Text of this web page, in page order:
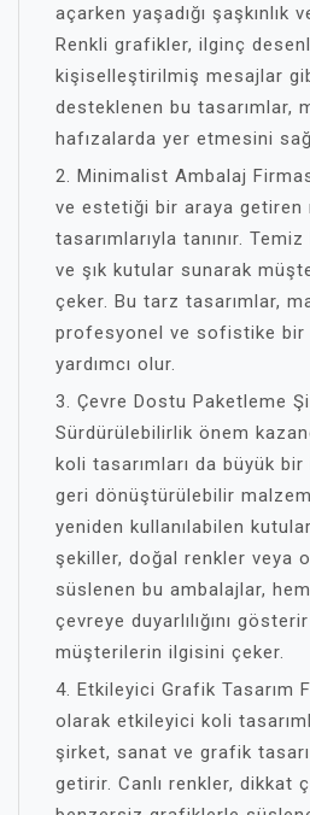
açarken yaşadığı şaşkınlık
Renkli grafikler, ilginç
kişiselleştirilmiş mesajlar
desteklenen bu tasarımlar,
hafızalarda yer etmesini
2. Minimalist Ambalaj
ve estetiği bir araya getiren
tasarımlarıyla tanınır.
ve şık kutular sunarak
çeker. Bu tarz tasarımlar,
profesyonel ve sofistike bir
yardımcı olur.
3. Çevre Dostu Paketleme
Sürdürülebilirlik önem
koli tasarımları da büyük
geri dönüştürülebilir
yeniden kullanılabilen
şekiller, doğal renkler veya
süslenen bu ambalajlar,
çevreye duyarlılığını
müşterilerin ilgisini çeker.
4. Etkileyici Grafik Tasarım
olarak etkileyici koli
şirket, sanat ve grafik
getirir. Canlı renkler, dikkat